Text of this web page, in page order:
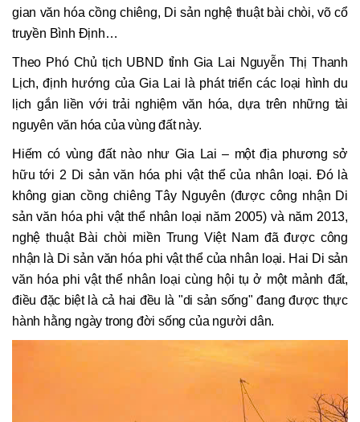
gian văn hóa cồng chiêng, Di sản nghệ thuật bài chòi, võ cổ
truyền Bình Định…
Theo Phó Chủ tịch UBND tỉnh Gia Lai Nguyễn Thị Thanh
Lịch, định hướng của Gia Lai là phát triển các loại hình du
lịch gắn liền với trải nghiệm văn hóa, dựa trên những tài
nguyên văn hóa của vùng đất này.
Hiếm có vùng đất nào như Gia Lai – một địa phương sở
hữu tới 2 Di sản văn hóa phi vật thể của nhân loại. Đó là
không gian cồng chiêng Tây Nguyên (được công nhận Di
sản văn hóa phi vật thể nhân loại năm 2005) và năm 2013,
nghệ thuật Bài chòi miền Trung Việt Nam đã được công
nhận là Di sản văn hóa phi vật thể của nhân loại. Hai Di sản
văn hóa phi vật thể nhân loại cùng hội tụ ở một mảnh đất,
điều đặc biệt là cả hai đều là "di sản sống" đang được thực
hành hằng ngày trong đời sống của người dân.